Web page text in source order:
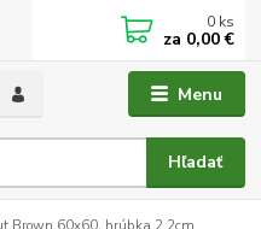
Menu
Hľadať
0 ks
za 0,00 €